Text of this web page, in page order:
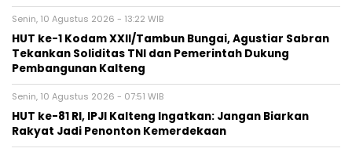
Senin, 10 Agustus 2026 - 13:22 WIB
HUT ke-1 Kodam XXII/Tambun Bungai, Agustiar Sabran
Tekankan Soliditas TNI dan Pemerintah Dukung
Pembangunan Kalteng
Senin, 10 Agustus 2026 - 07:51 WIB
HUT ke-81 RI, IPJI Kalteng Ingatkan: Jangan Biarkan
Rakyat Jadi Penonton Kemerdekaan